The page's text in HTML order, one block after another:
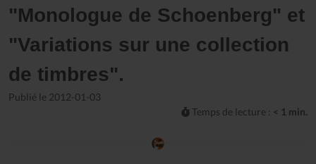
"Monologue de Schoenberg" et
"Variations sur une collection
de timbres".
Publié le 2012-01-03
Temps de lecture : < 1 min.